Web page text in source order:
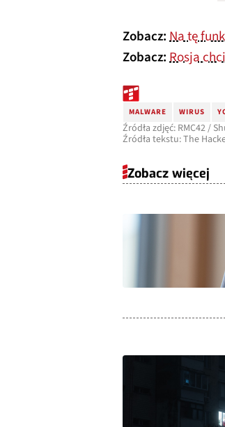
Zobacz:Na tę
Zobacz:Rosja
MALWARE WIRUS
Źródła zdjęć: RMC42 /
Źródła tekstu: The
Zobacz więcej